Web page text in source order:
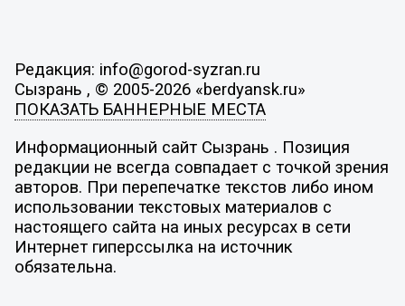
Редакция: info@gorod-syzran.ru
Сызрань , © 2005-2026 «berdyansk.ru»
ПОКАЗАТЬ БАННЕРНЫЕ МЕСТА
Информационный сайт Сызрань . Позиция
редакции не всегда совпадает с точкой зрения
авторов. При перепечатке текстов либо ином
использовании текстовых материалов с
настоящего сайта на иных ресурсах в сети
Интернет гиперссылка на источник
обязательна.